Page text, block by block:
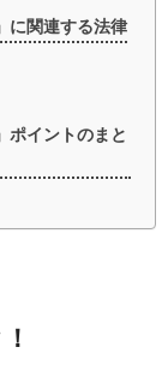
に関連する法律
ポイントのまと